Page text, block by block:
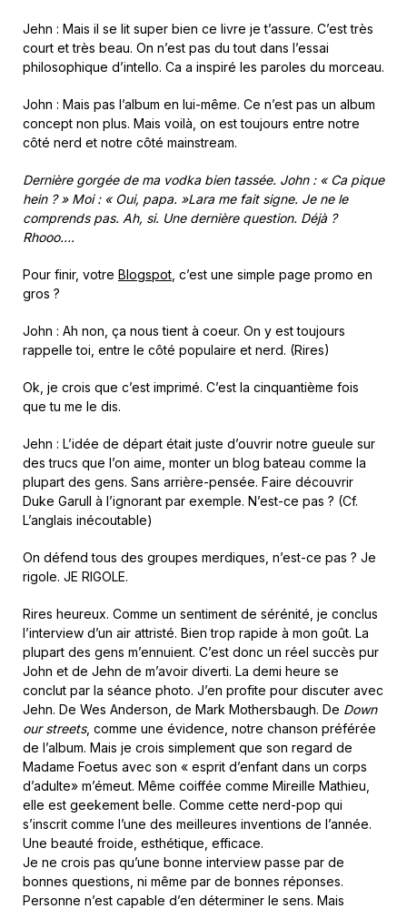
Jehn : Mais il se lit super bien ce livre je t’assure. C’est très
court et très beau. On n’est pas du tout dans l’essai
philosophique d’intello. Ca a inspiré les paroles du morceau.
John : Mais pas l’album en lui-même. Ce n’est pas un album
concept non plus. Mais voilà, on est toujours entre notre
côté nerd et notre côté mainstream.
Dernière gorgée de ma vodka bien tassée. John : « Ca pique
hein ? » Moi : « Oui, papa. »Lara me fait signe. Je ne le
comprends pas. Ah, si. Une dernière question. Déjà ?
Rhooo….
Pour finir, votre Blogspot , c’est une simple page promo en
gros ?
John : Ah non, ça nous tient à coeur. On y est toujours
rappelle toi, entre le côté populaire et nerd. (Rires)
Ok, je crois que c’est imprimé. C’est la cinquantième fois
que tu me le dis.
Jehn : L’idée de départ était juste d’ouvrir notre gueule sur
des trucs que l’on aime, monter un blog bateau comme la
plupart des gens. Sans arrière-pensée. Faire découvrir
Duke Garull à l’ignorant par exemple. N’est-ce pas ? (Cf.
L’anglais inécoutable)
On défend tous des groupes merdiques, n’est-ce pas ? Je
rigole. JE RIGOLE.
Rires heureux. Comme un sentiment de sérénité, je conclus
l’interview d’un air attristé. Bien trop rapide à mon goût. La
plupart des gens m’ennuient. C’est donc un réel succès pur
John et de Jehn de m’avoir diverti. La demi heure se
conclut par la séance photo. J’en profite pour discuter avec
Jehn. De Wes Anderson, de Mark Mothersbaugh. De Down
our streets, comme une évidence, notre chanson préférée
de l’album. Mais je crois simplement que son regard de
Madame Foetus avec son « esprit d’enfant dans un corps
d’adulte» m’émeut. Même coiffée comme Mireille Mathieu,
elle est geekement belle. Comme cette nerd-pop qui
s’inscrit comme l’une des meilleures inventions de l’année.
Une beauté froide, esthétique, efficace.
Je ne crois pas qu’une bonne interview passe par de
bonnes questions, ni même par de bonnes réponses.
Personne n’est capable d’en déterminer le sens. Mais